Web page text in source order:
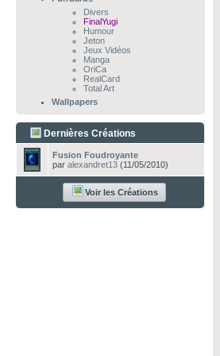
Divers
FinalYugi
Humour
Jeton
Jeux Vidéos
Manga
OriCa
RealCard
Total Art
Wallpapers
Dernières Créations
Fusion Foudroyante
par alexandret13 (11/05/2010)
Voir les Créations